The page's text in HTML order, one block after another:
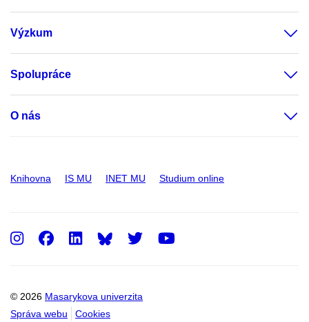
Výzkum
Spolupráce
O nás
Knihovna IS MU INET MU Studium online
© 2026 Masarykova univerzita
Správa webu
Cookies
Instagram
Facebook
LinkedInTwitter